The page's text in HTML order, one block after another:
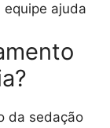
ajuda
da sedação